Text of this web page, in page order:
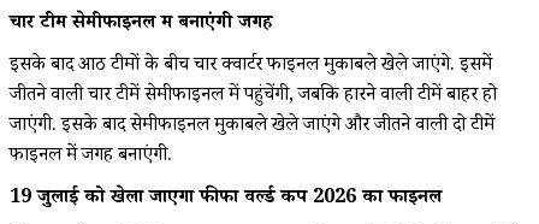
चार टीमें सेमीफाइनल में बनाएंगी जगह
इसके बाद आठ टीमों के बीच चार क्वार्टर फाइनल मुकाबले खेले जाएंगे. इसमें
जीतने वाली चार टीमें सेमीफाइनल में पहुंचेंगी, जबकि हारने वाली टीमें बाहर हो
जाएंगी. इसके बाद सेमीफाइनल मुकाबले खेले जाएंगे और जीतने वाली दो टीमें
फाइनल में जगह बनाएंगी.
19 जुलाई को खेला जाएगा फीफा वर्ल्ड कप 2026 का फाइनल